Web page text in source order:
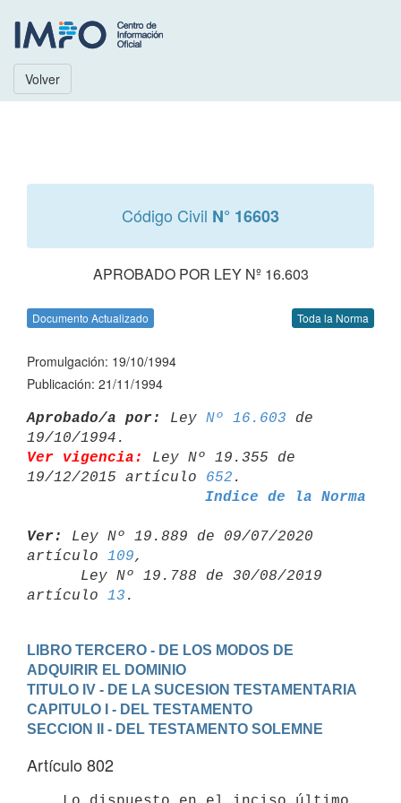
Volver
Código Civil N° 16603
APROBADO POR LEY Nº 16.603
Documento Actualizado Toda la Norma
Promulgación: 19/10/1994
Publicación: 21/11/1994
Aprobado/a por: Ley Nº 16.603 de
Ver vigencia:
Ley Nº 19.355 de
19/12/2015 artículo 652
Indice de la Norma
Ver:
Ley Nº 19.889 de 09/07/2020
artículo 109,
artículo 13
LIBRO TERCERO - DE LOS MODOS DE
ADQUIRIR EL DOMINIO
TITULO IV - DE LA SUCESION TESTAMENTARIA
CAPITULO I - DEL TESTAMENTO
SECCION II - DEL TESTAMENTO SOLEMNE
Artículo 802